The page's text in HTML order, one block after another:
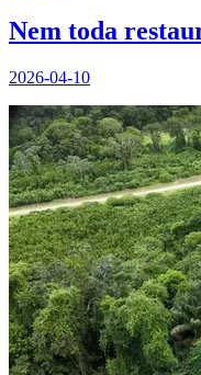
Nem toda
2026-04-10